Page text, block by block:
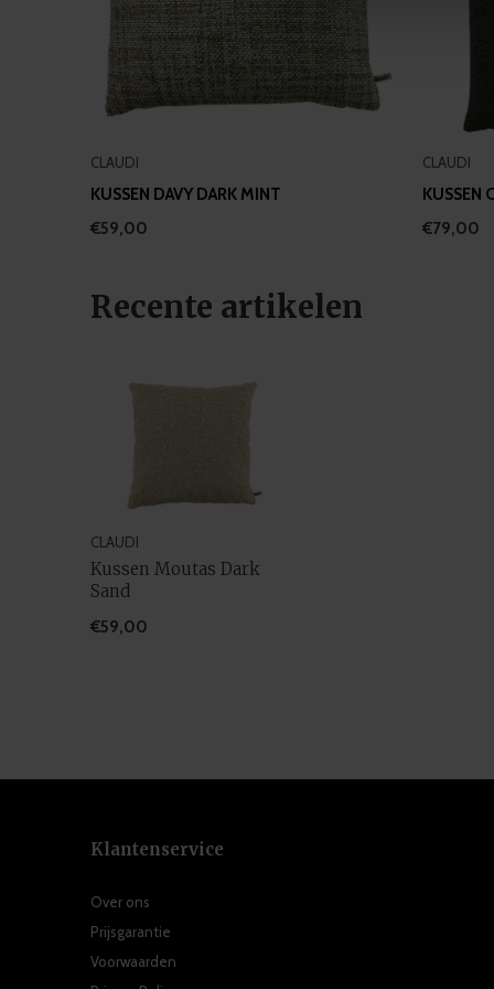
information about your use
other information that
CLAUDI
KUSSEN DAVY DARK MINT
€59,00
CLAUDI
KUSSEN
€79,00
Recente artikelen
CLAUDI
Kussen Moutas Dark
Sand
€59,00
Klantenservice
Over ons
Prijsgarantie
Voorwaarden